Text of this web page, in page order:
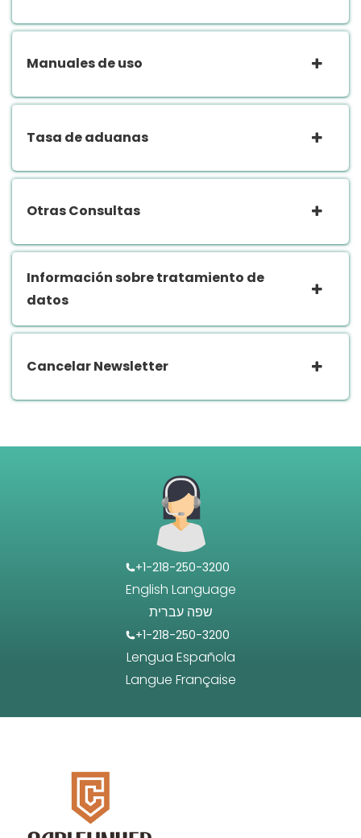
Manuales de uso
Tasa de aduanas
Otras Consultas
Información sobre tratamiento de
datos
Cancelar Newsletter
+1-218-250-3200
English Language
שפה עברית
+1-218-250-3200
Lengua Española
Langue Française